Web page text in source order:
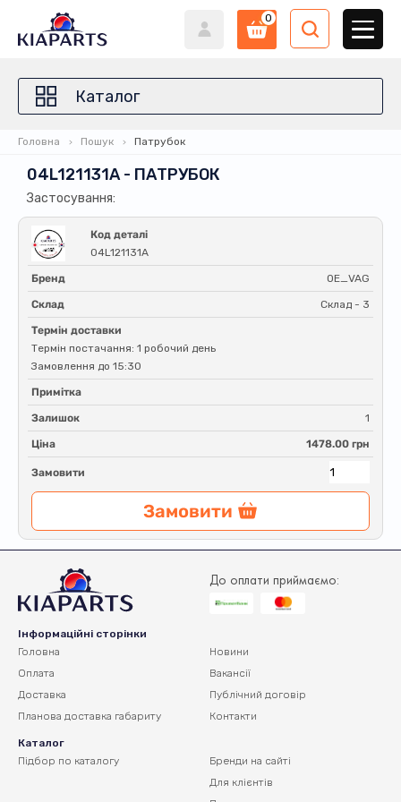
0
Каталог
Головна Пошук Патрубок
04L121131A - ПАТРУБОК
Застосування:
Код деталі
04L121131A
Бренд OE_VAG
Склад Склад - 3
Термін доставки
Термін постачання: 1 робочий день
Замовлення до 15:30
Примітка
Залишок 1
Ціна 1478.00 грн
Замовити
Замовити
До оплати приймаємо:
Інформаційні сторінки
Головна
Оплата
Доставка
Планова доставка габариту
Новини
Вакансії
Публічний договір
Контакти
Каталог
Підбор по каталогу
Бренди на сайті
Для клієнтів